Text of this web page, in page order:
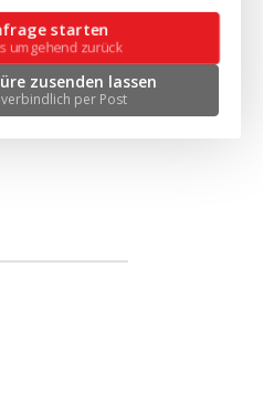
starten
umgehend zurück
zusenden lassen
per Post